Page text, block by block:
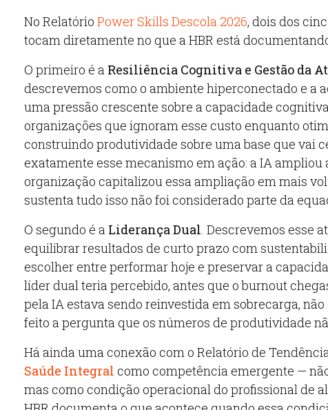
No Relatório Power Skills Descola 2026, dois dos
tocam diretamente no que a HBR está
O primeiro é a Resiliência Cognitiva e Gestão da
descrevemos como o ambiente hiperconectado e a
uma pressão crescente sobre a capacidade
organizações que ignoram esse custo enquanto
construindo produtividade sobre uma base que vai
exatamente esse mecanismo em ação: a IA ampliou
organização capitalizou essa ampliação em mais
sustenta tudo isso não foi considerado parte da
O segundo é a Liderança Dual. Descrevemos esse
equilibrar resultados de curto prazo com
escolher entre performar hoje e preservar a
líder dual teria percebido, antes que o burnout
pela IA estava sendo reinvestida em sobrecarga,
feito a pergunta que os números de produtividade
Há ainda uma conexão com o Relatório de
Saúde Integral como competência emergente —
mas como condição operacional do profissional de